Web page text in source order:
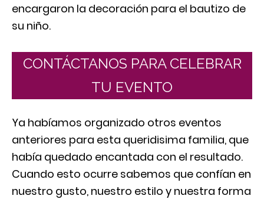
encargaron la decoración para el bautizo de
su niño.
CONTÁCTANOS PARA CELEBRAR
TU EVENTO
Ya habíamos organizado otros eventos
anteriores para esta queridisima familia, que
había quedado encantada con el resultado.
Cuando esto ocurre sabemos que confían en
nuestro gusto, nuestro estilo y nuestra forma